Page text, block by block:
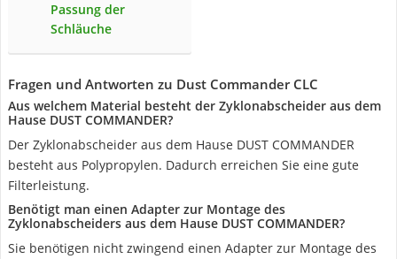
Passung der
Schläuche
Fragen und Antworten zu Dust Commander CLC
Aus welchem Material besteht der Zyklonabscheider aus dem
Hause DUST COMMANDER?
Der Zyklonabscheider aus dem Hause DUST COMMANDER
besteht aus Polypropylen. Dadurch erreichen Sie eine gute
Filterleistung.
Benötigt man einen Adapter zur Montage des
Zyklonabscheiders aus dem Hause DUST COMMANDER?
Sie benötigen nicht zwingend einen Adapter zur Montage des